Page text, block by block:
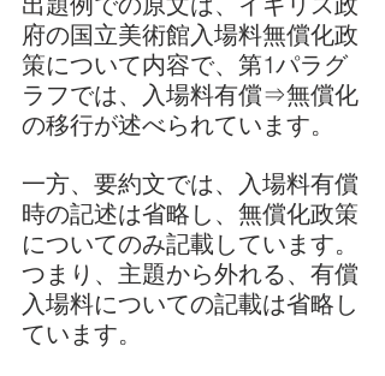
府の国立美術館入場料無償化政
策について内容で、第1パラグ
ラフでは、入場料有償⇒無償化
の移行が述べられています。
一方、要約文では、入場料有償
時の記述は省略し、無償化政策
についてのみ記載しています。
つまり、主題から外れる、有償
入場料についての記載は省略し
ています。